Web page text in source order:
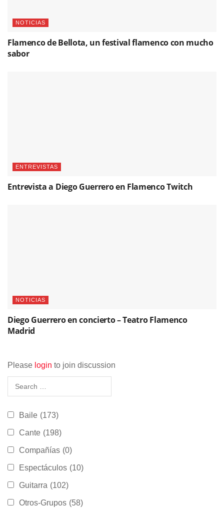
NOTICIAS
Flamenco de Bellota, un festival flamenco con mucho
sabor
ENTREVISTAS
Entrevista a Diego Guerrero en Flamenco Twitch
NOTICIAS
Diego Guerrero en concierto – Teatro Flamenco
Madrid
Please login to join discussion
Baile (173)
Cante (198)
Compañías (0)
Espectáculos (10)
Guitarra (102)
Otros-Grupos (58)